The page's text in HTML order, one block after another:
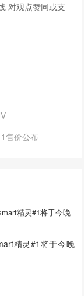
对观点赞同或支
售价公布
精灵#1将于今晚